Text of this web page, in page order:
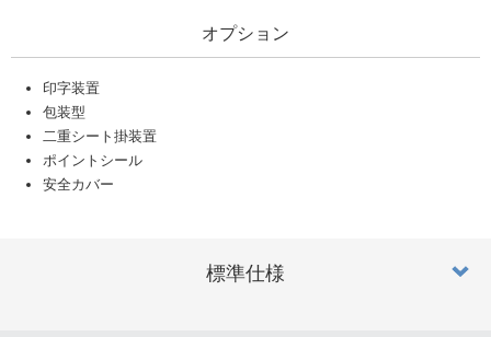
オプション
印字装置
包装型
二重シート掛装置
ポイントシール
安全カバー
標準仕様